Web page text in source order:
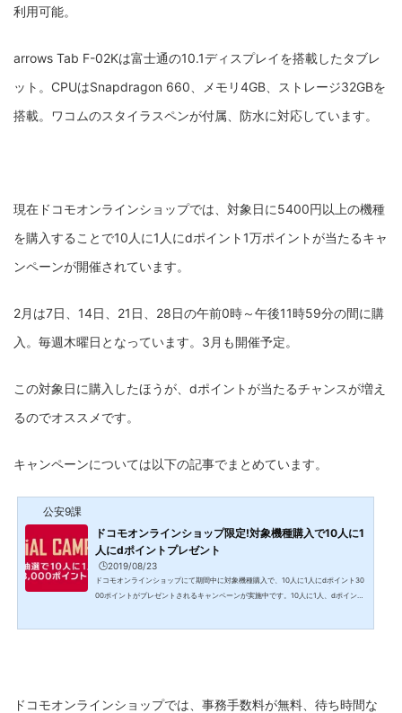
利用可能。
arrows Tab F-02Kは富士通の10.1ディスプレイを搭載したタブレ
ット。CPUはSnapdragon 660、メモリ4GB、ストレージ32GBを
搭載。ワコムのスタイラスペンが付属、防水に対応しています。
現在ドコモオンラインショップでは、対象日に5400円以上の機種
を購入することで10人に1人にdポイント1万ポイントが当たるキャ
ンペーンが開催されています。
2月は7日、14日、21日、28日の午前0時～午後11時59分の間に購
入。毎週木曜日となっています。3月も開催予定。
この対象日に購入したほうが、dポイントが当たるチャンスが増え
るのでオススメです。
キャンペーンについては以下の記事でまとめています。
公安9課
ドコモオンラインショップ限定!対象機種購入で10人に1
人にdポイントプレゼント
🕒️2019/08/23
ドコモオンラインショップにて期間中に対象機種購入で、10人に1人にdポイント30
00ポイントがプレゼントされるキャンペーンが実施中です。10人に1人、dポイント
ドコモオンラインショップでは、事務手数料が無料、待ち時間な